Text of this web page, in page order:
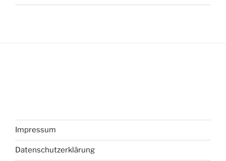
Impressum
Datenschutzerklärung